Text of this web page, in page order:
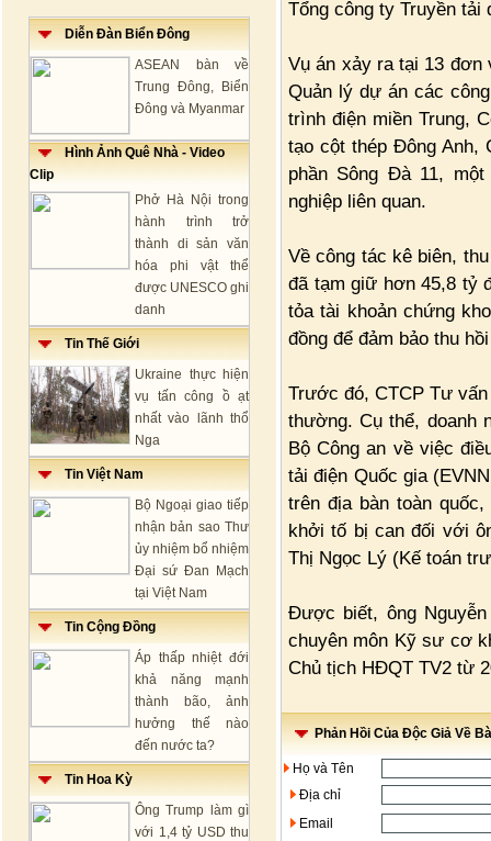
Diễn Đàn Biển Đông
ASEAN bàn về
Trung Đông, Biển
Đông và Myanmar
Hình Ảnh Quê Nhà - Video
Clip
Phở Hà Nội trong
hành trình trở
thành di sản văn
hóa phi vật thể
được UNESCO ghi
danh
Tin Thế Giới
Ukraine thực hiện
vụ tấn công ồ ạt
nhất vào lãnh thổ
Nga
Tin Việt Nam
Bộ Ngoại giao tiếp
nhận bản sao Thư
ủy nhiệm bổ nhiệm
Đại sứ Đan Mạch
tại Việt Nam
Tin Cộng Đồng
Áp thấp nhiệt đới
khả năng mạnh
thành bão, ảnh
hưởng thế nào
đến nước ta?
Tin Hoa Kỳ
Ông Trump làm gì
với 1,4 tỷ USD thu
Tổng công ty Truyền tải
Vụ án xảy ra tại 13 đơn
Quản lý dự án các
trình điện miền Trung,
tạo cột thép Đông Anh,
phần Sông Đà 11,
nghiệp liên quan.
Về công tác kê biên,
đã tạm giữ hơn 45,8 tỷ
tỏa tài khoản chứng
đồng để đảm bảo thu
Trước đó, CTCP Tư
thường. Cụ thể, doanh
Bộ Công an về việc
tải điện Quốc gia
trên địa bàn toàn
khởi tố bị can đối với
Thị Ngọc Lý (Kế toán
Được biết, ông
chuyên môn Kỹ sư cơ
Chủ tịch HĐQT TV2 từ
Phản Hồi Của Độc Giả Về
Họ và Tên
Địa chỉ
Email